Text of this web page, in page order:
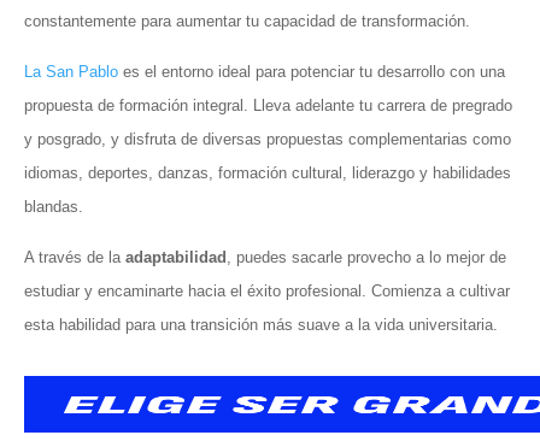
constantemente para aumentar tu capacidad de transformación.
La San Pablo es el entorno ideal para potenciar tu desarrollo con una
propuesta de formación integral. Lleva adelante tu carrera de pregrado
y posgrado, y disfruta de diversas propuestas complementarias como
idiomas, deportes, danzas, formación cultural, liderazgo y habilidades
blandas.
A través de la adaptabilidad , puedes sacarle provecho a lo mejor de
estudiar y encaminarte hacia el éxito profesional. Comienza a cultivar
esta habilidad para una transición más suave a la vida universitaria.